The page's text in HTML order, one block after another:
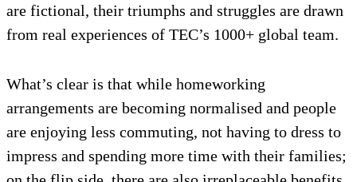
are fictional, their triumphs and struggles are drawn
from real experiences of TEC’s 1000+ global team.
What’s clear is that while homeworking
arrangements are becoming normalised and people
are enjoying less commuting, not having to dress to
impress and spending more time with their families;